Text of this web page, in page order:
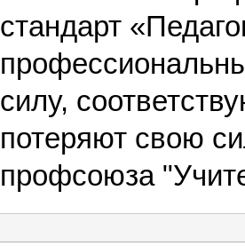
стандарт
силу,
потеряют свою
профсоюза